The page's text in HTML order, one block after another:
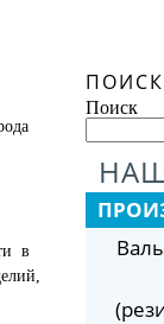
в
ПОИСК
Поиск